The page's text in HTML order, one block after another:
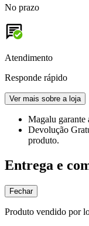
No prazo
Atendimento
Responde rápido
Ver mais sobre a loja
Magalu garante
Devolução
produto.
Entrega e
Fechar
Produto vendido por